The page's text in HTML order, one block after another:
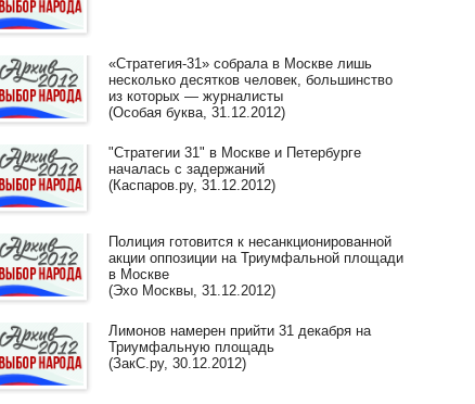
«Стратегия-31» собрала в Москве лишь
несколько десятков человек, большинство
из которых — журналисты
(Особая буква, 31.12.2012)
"Стратегии 31" в Москве и Петербурге
началась с задержаний
(Каспаров.ру, 31.12.2012)
Полиция готовится к несанкционированной
акции оппозиции на Триумфальной площади
в Москве
(Эхо Москвы, 31.12.2012)
Лимонов намерен прийти 31 декабря на
Триумфальную площадь
(ЗакС.ру, 30.12.2012)